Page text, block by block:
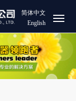
简体中文
English